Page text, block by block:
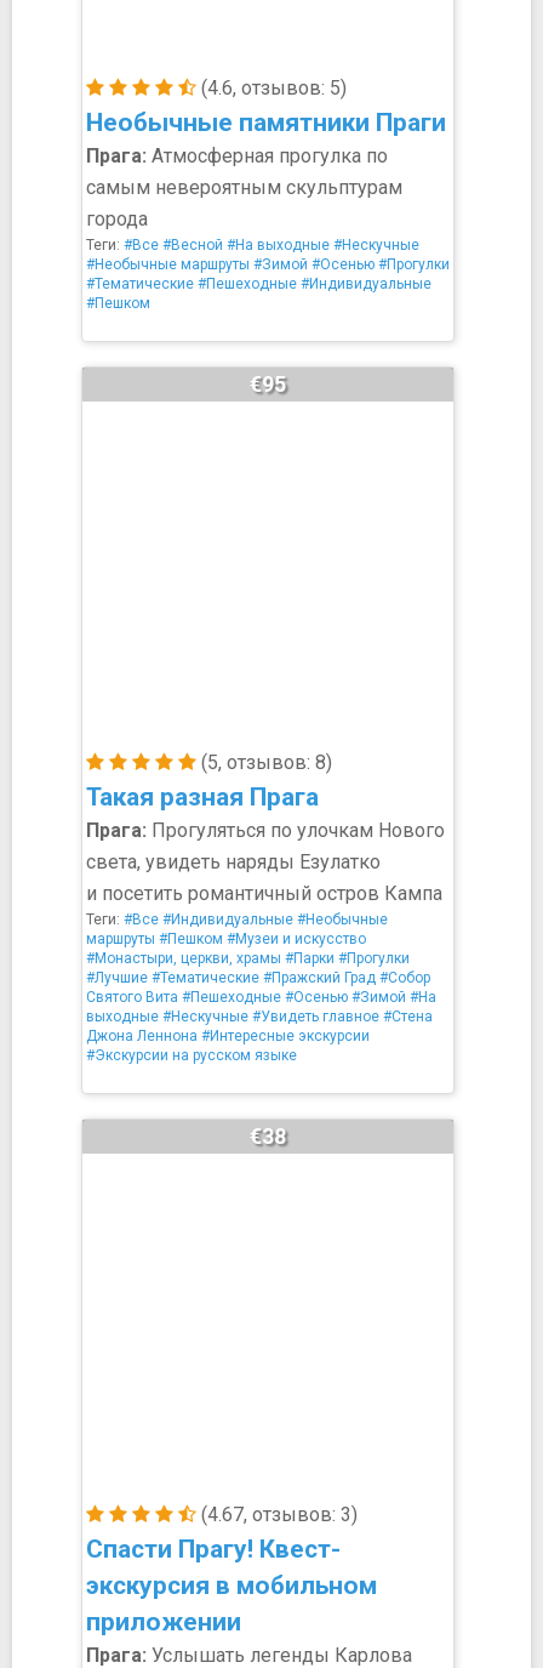
(4.6, отзывов: 5)
Необычные памятники Праги
Прага: Атмосферная прогулка по
самым невероятным скульптурам
города
Теги: #Все #Весной #На выходные #Нескучные
#Необычные маршруты #Зимой #Осенью #Прогулки
#Тематические #Пешеходные #Индивидуальные
#Пешком
(5, отзывов: 8)
Такая разная Прага
€95
Прага: Прогуляться по улочкам Нового
света, увидеть наряды Езулатко
и посетить романтичный остров Кампа
Теги: #Все #Индивидуальные #Необычные
маршруты #Пешком #Музеи и искусство
#Монастыри, церкви, храмы #Парки #Прогулки
#Лучшие #Тематические #Пражский Град #Собор
Святого Вита #Пешеходные #Осенью #Зимой #На
выходные #Нескучные #Увидеть главное #Стена
Джона Леннона #Интересные экскурсии
#Экскурсии на русском языке
(4.67, отзывов: 3)
Спасти Прагу! Квест-
экскурсия в мобильном
приложении
€38
Прага: Услышать легенды Карлова